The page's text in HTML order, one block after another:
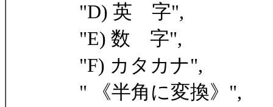
"D) 英 字",
"E) 数 字",
"F) カタカナ",
" 《半角に変換》",